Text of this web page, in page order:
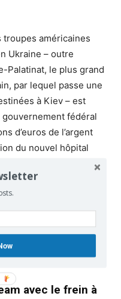
troupes américaines
Ukraine – outre
Palatinat, le plus grand
par lequel passe une
à Kiev – est
fédéral
d’euros de l’argent
du nouvel hôpital
le plus grand en
le ministre de la Santé
cliniques dans toute
non seulement
qui dépassent
mais propose aussi à la
avec le frein à